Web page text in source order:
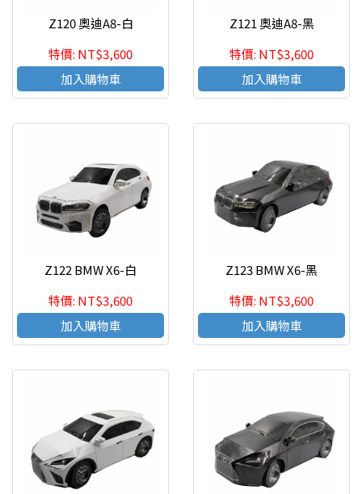
Z120 奧迪A8-白
特價: NT$3,600
加入購物車
Z121 奧迪A8-黑
特價: NT$3,600
加入購物車
Z122 BMW X6-白
特價: NT$3,600
加入購物車
Z123 BMW X6-黑
特價: NT$3,600
加入購物車